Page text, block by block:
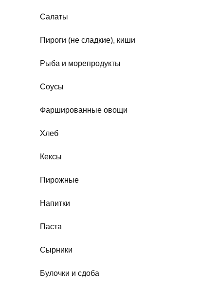
Салаты
Пироги (не сладкие), киши
Рыба и морепродукты
Соусы
Фаршированные овощи
Хлеб
Кексы
Пирожные
Напитки
Паста
Сырники
Булочки и сдоба